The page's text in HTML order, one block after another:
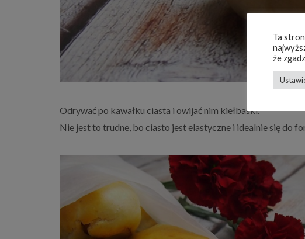
Odrywać po kawałku ciasta i owijać nim kiełbaski.
Nie jest to trudne, bo ciasto jest elastyczne i idealnie się do
Ta
że